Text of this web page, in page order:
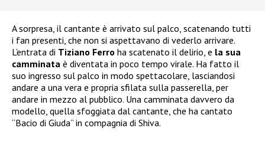
A sorpresa, il cantante è arrivato sul palco, scatenando tutti
i fan presenti, che non si aspettavano di vederlo arrivare.
L’entrata di Tiziano Ferro ha scatenato il delirio, e la sua
camminata è diventata in poco tempo virale. Ha fatto il
suo ingresso sul palco in modo spettacolare, lasciandosi
andare a una vera e propria sfilata sulla passerella, per
andare in mezzo al pubblico. Una camminata davvero da
modello, quella sfoggiata dal cantante, che ha cantato
“Bacio di Giuda” in compagnia di Shiva.